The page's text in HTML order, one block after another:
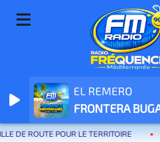
Radio Fréquence Méditerranée la radio de
la riviera française
EL REMERO
FRONTERA
ROUTE POUR LE TERRITOIRE